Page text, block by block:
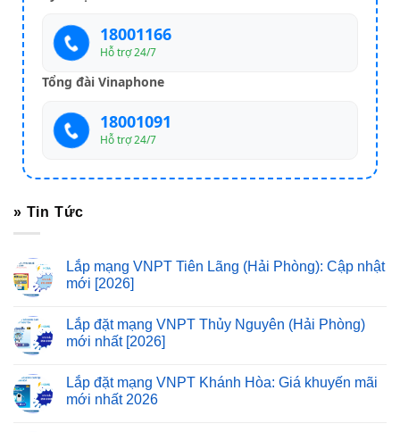
18001166
Hỗ trợ 24/7
Tổng đài Vinaphone
18001091
Hỗ trợ 24/7
» Tin Tức
Lắp mạng VNPT Tiên Lãng (Hải Phòng): Cập nhật
mới [2026]
Lắp đặt mạng VNPT Thủy Nguyên (Hải Phòng)
mới nhất [2026]
Lắp đặt mạng VNPT Khánh Hòa: Giá khuyến mãi
mới nhất 2026